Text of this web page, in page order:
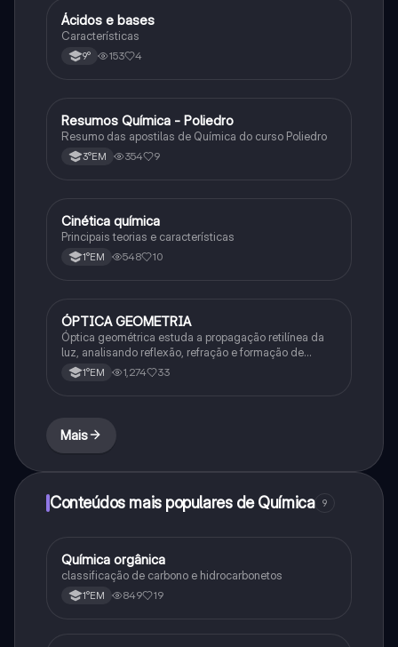
Química
Ácidos e bases
Características
9° 153 4
Química
Resumos Química - Poliedro
Resumo das apostilas de Química do curso Poliedro
3°EM 354 9
Química
Cinética química
Principais teorias e características
1°EM 548 10
Química
ÓPTICA GEOMETRIA
Óptica geométrica estuda a propagação retilínea da
luz, analisando reflexão, refração e formação de
imagens em espelhos e lentes. Usa princípios como
os de Snell-Descartes e Fermat.
1°EM 1,274 33
Mais
Conteúdos mais populares de Química 9
Química
Química orgânica
classificação de carbono e hidrocarbonetos
1°EM 849 19